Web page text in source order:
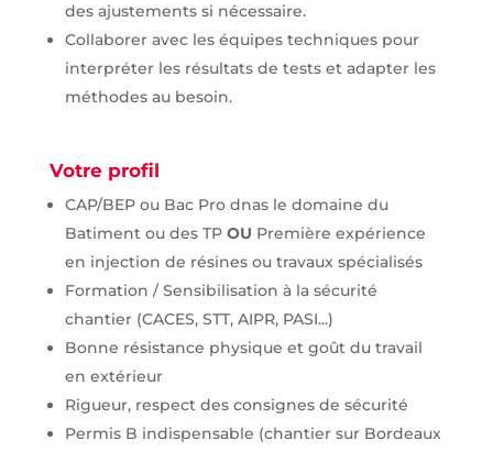
des ajustements si nécessaire.
Collaborer avec les équipes techniques pour
interpréter les résultats de tests et adapter les
méthodes au besoin.
Votre profil
CAP/BEP ou Bac Pro dnas le domaine du
Batiment ou des TP OU Première expérience
en injection de résines ou travaux spécialisés
Formation / Sensibilisation à la sécurité
chantier (CACES, STT, AIPR, PASI...)
Bonne résistance physique et goût du travail
en extérieur
Rigueur, respect des consignes de sécurité
Permis B indispensable (chantier sur Bordeaux